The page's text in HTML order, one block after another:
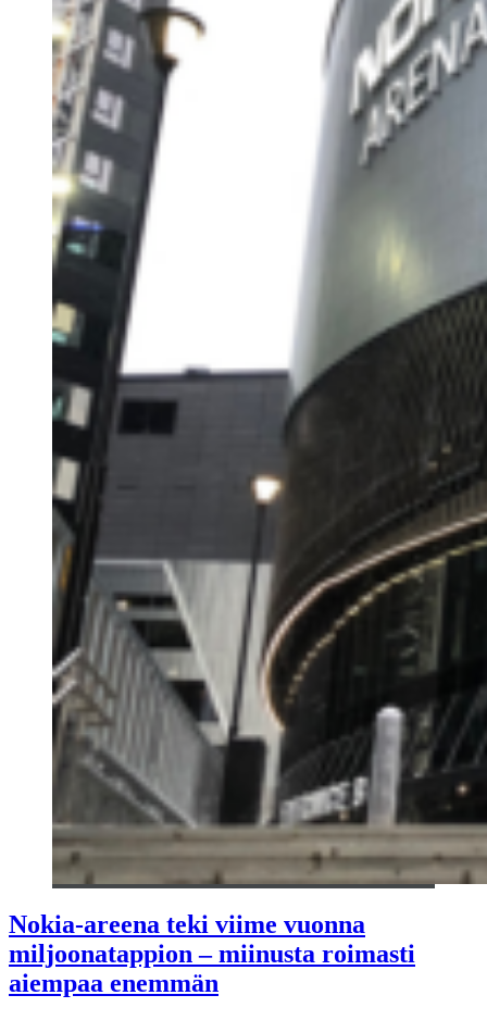
Nokia-areena teki viime vuonna
miljoonatappion – miinusta roimasti
aiempaa enemmän